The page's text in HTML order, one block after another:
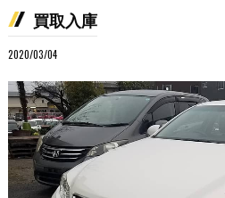
買取入庫
2020/03/04